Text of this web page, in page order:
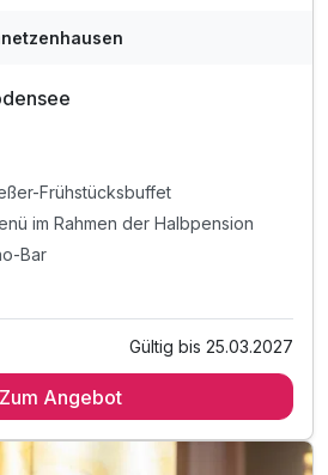
Frühstücksbuffet
im Rahmen der Halbpension
Bar
Frühstücksbuffet
Bar
Gültig bis 25.03.2027
Zum Angebot